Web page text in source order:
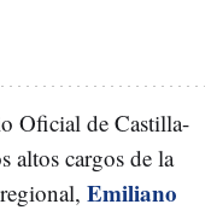
Oficial de Castilla-
altos cargos de la
Emiliano